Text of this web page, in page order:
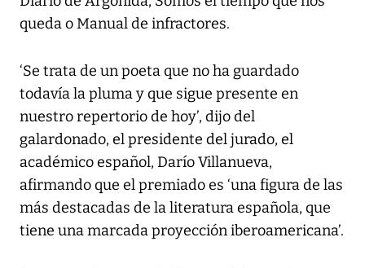
queda o Manual de infractores.
‘Se trata de un poeta que no ha guardado
todavía la pluma y que sigue presente en
nuestro repertorio de hoy’, dijo del
galardonado, el presidente del jurado, el
académico español, Darío Villanueva,
afirmando que el premiado es ‘una figura de las
más destacadas de la literatura española, que
tiene una marcada proyección iberoamericana’.